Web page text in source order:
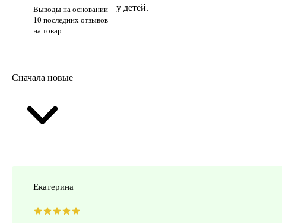
Выводы на основании
10 последних отзывов
на товар
у детей.
Сначала новые
Екатерина